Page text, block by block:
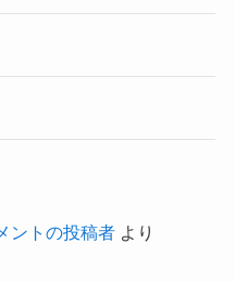
ントの投稿者より